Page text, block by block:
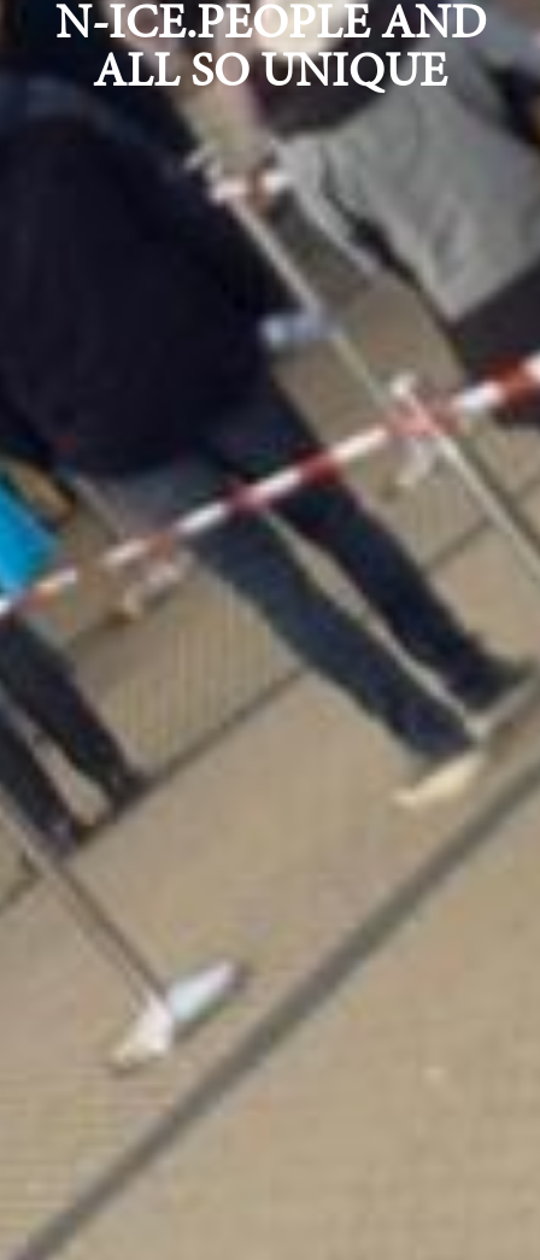
N-ICE.PEOPLE AND
ALL SO UNIQUE